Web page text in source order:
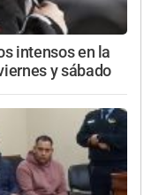
intensos en la
y sábado